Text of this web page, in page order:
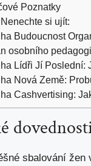
Poznatky
Nenechte si ujít:
Budoucnost
osobního
Lídři Jí Poslední:
Nová Země:
Cashvertising:
sbalování žen